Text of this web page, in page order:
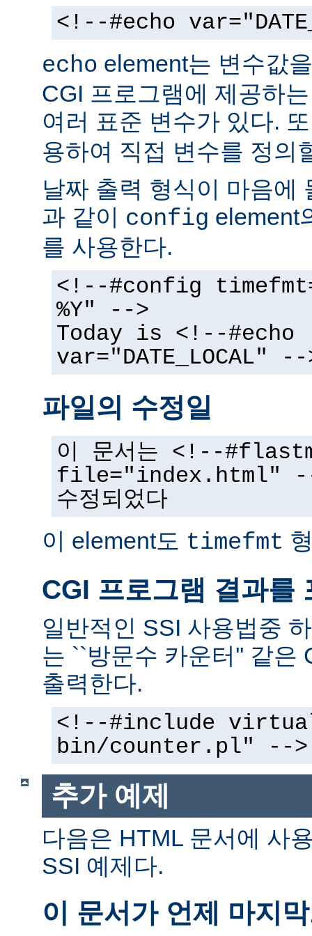
<!--#echo
echo element는 변수값
CGI 프로그램에 제공하
여러 표준 변수가 있다.
용하여 직접 변수를 정의
날짜 출력 형식이 마음에
과 같이 config element
를 사용한다.
<!--#config
%Y" -->
Today is <!--#echo
var="DATE_LOCAL" --
파일의 수정일
이 문서는 <!--
file="index.html" --
수정되었다
이 element도 timefmt
CGI 프로그램 결과를
일반적인 SSI 사용법중
는 ``방문수 카운터'' 같은
출력한다.
<!--#include
bin/counter.pl" -->
추가 예제
다음은 HTML 문서에 사
SSI 예제다.
이 문서가 언제 마지